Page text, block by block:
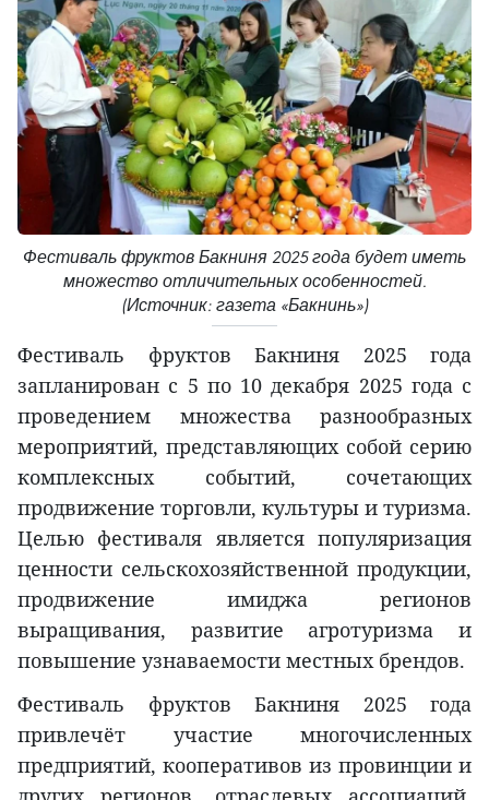
Фестиваль фруктов Бакниня 2025 года будет иметь
множество отличительных особенностей.
(Источник: газета «Бакнинь»)
Фестиваль фруктов Бакниня 2025 года
запланирован с 5 по 10 декабря 2025 года с
проведением множества разнообразных
мероприятий, представляющих собой серию
комплексных событий, сочетающих
продвижение торговли, культуры и туризма.
Целью фестиваля является популяризация
ценности сельскохозяйственной продукции,
продвижение имиджа регионов
выращивания, развитие агротуризма и
повышение узнаваемости местных брендов.
Фестиваль фруктов Бакниня 2025 года
привлечёт участие многочисленных
предприятий, кооперативов из провинции и